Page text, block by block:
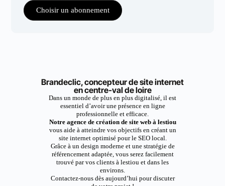
Choisir un abonnement
Brandeclic, concepteur de site internet
en centre-val de loire
Dans un monde de plus en plus digitalisé, il est
essentiel d’avoir une présence en ligne
professionnelle et efficace.
Notre agence de création de site web à lestiou
vous aide à atteindre vos objectifs en créant un
site internet optimisé pour le SEO local.
Grâce à un design moderne et une stratégie de
référencement adaptée, vous serez facilement
trouvé par vos clients à lestiou et dans les
environs.
Contactez-nous dès aujourd’hui pour discuter